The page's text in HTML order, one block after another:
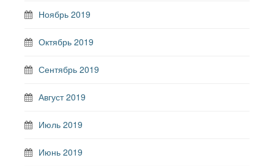
Ноябрь 2019
Октябрь 2019
Сентябрь 2019
Август 2019
Июль 2019
Июнь 2019